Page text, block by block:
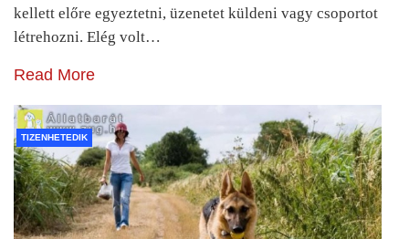
kellett előre egyeztetni, üzenetet küldeni vagy csoportot
létrehozni. Elég volt…
Read More
TIZENHETEDIK